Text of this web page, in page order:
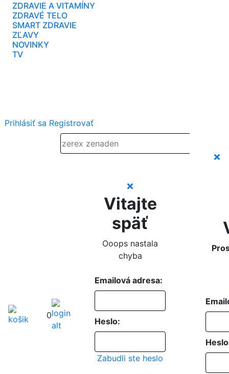
ZDRAVIE A VITAMÍNY
ZDRAVÉ TELO
SMART ZDRAVIE
ZĽAVY
NOVINKY
TV
Prihlásiť sa Registrovať
0
Vitajte
späť
Ooops nastala
chyba
Emailová adresa:
Heslo:
Zabudli ste heslo